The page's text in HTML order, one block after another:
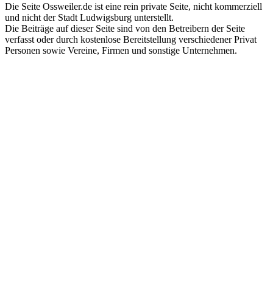
Die Seite Ossweiler.de ist eine rein private Seite, nicht kommerziell
und nicht der Stadt Ludwigsburg unterstellt.
Die Beiträge auf dieser Seite sind von den Betreibern der Seite
verfasst oder durch kostenlose Bereitstellung verschiedener Privat
Personen sowie Vereine, Firmen und sonstige Unternehmen.